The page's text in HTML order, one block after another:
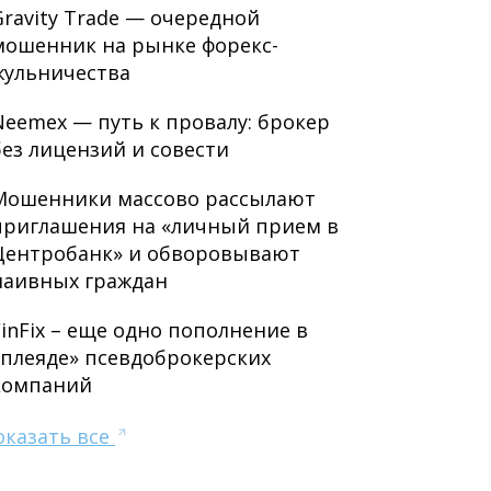
Trade — очередной
на рынке форекс-
— путь к провалу: брокер
лицензий и совести
массово рассылают
на «личный прием в
и обворовывают
граждан
– еще одно пополнение в
псевдоброкерских
все